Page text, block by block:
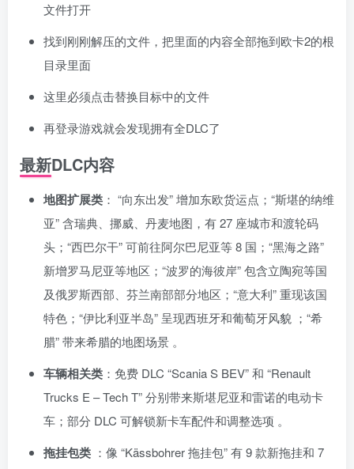
热度
关注
1679热度
关注
868热度
文件打开
找到刚刚解压的文件，把里面的内容全部拖到欧卡2的根
目录里面
这里必须点击替换目标中的文件
再登录游戏就会发现拥有全DLC了
最新DLC内容
地图扩展类 ： “向东出发” 增加东欧货运点；“斯堪的纳维
亚” 含瑞典、挪威、丹麦地图，有 27 座城市和渡轮码
头；“西巴尔干” 可前往阿尔巴尼亚等 8 国；“黑海之路”
新增罗马尼亚等地区；“波罗的海彼岸” 包含立陶宛等国
及俄罗斯西部、芬兰南部部分地区；“意大利” 重现该国
特色；“伊比利亚半岛” 呈现西班牙和葡萄牙风貌 ；“希
腊” 带来希腊的地图场景 。
车辆相关类 ：免费 DLC “Scania S BEV” 和 “Renault
Trucks E – Tech T” 分别带来斯堪尼亚和雷诺的电动卡
车；部分 DLC 可解锁新卡车配件和调整选项 。
拖挂包类 ：像 “Kässbohrer 拖挂包” 有 9 款新拖挂和 7